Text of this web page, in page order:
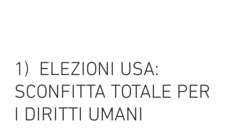
1) ELEZIONI USA:
SCONFITTA TOTALE PER
I DIRITTI UMANI